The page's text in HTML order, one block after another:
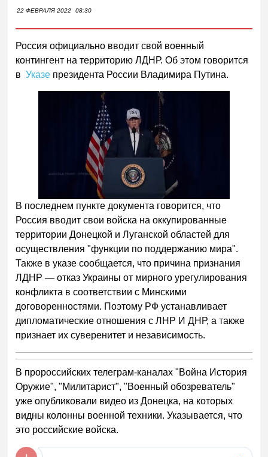
22 ФЕВРАЛЯ 2022 08:30
Россия официально вводит свой военный
контингент на территорию ЛДНР. Об этом говорится
вУказе президента России Владимира Путина.
Следующее видео через
5
Отмена
В последнем пункте документа говорится, что
Россия вводит свои войска на оккупированные
территории Донецкой и Луганской областей для
осуществления "функции по поддержанию мира".
Также в указе сообщается, что причина признания
ЛДНР — отказ Украины от мирного урегулирования
конфликта в соответствии с Минскими
договоренностями. Поэтому РФ устанавливает
дипломатические отношения с ЛНР И ДНР, а также
признает их суверенитет и независимость.
В пророссийских телеграм-каналах "Война История
Оружие", "Милитарист", "Военный обозреватель"
уже опубликовали видео из Донецка, на которых
видны колонны военной техники. Указывается, что
это российские войска.